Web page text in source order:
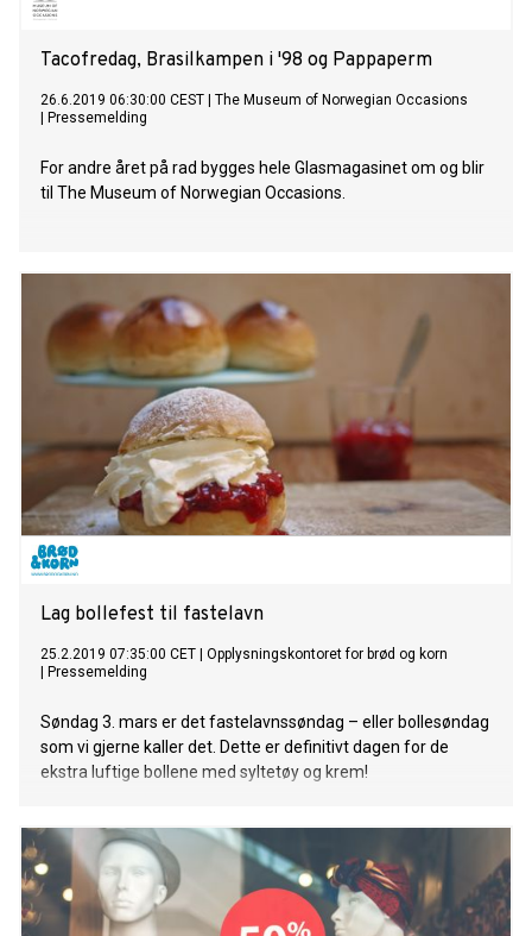
Tacofredag, Brasilkampen i '98 og Pappaperm
26.6.2019 06:30:00 CEST
The Museum of Norwegian Occasions
Pressemelding
For andre året på rad bygges hele Glasmagasinet om og blir
til The Museum of Norwegian Occasions.
Lag bollefest til fastelavn
25.2.2019 07:35:00 CET
Opplysningskontoret for brød og korn
Pressemelding
Søndag 3. mars er det fastelavnssøndag – eller bollesøndag
som vi gjerne kaller det. Dette er definitivt dagen for de
ekstra luftige bollene med syltetøy og krem!